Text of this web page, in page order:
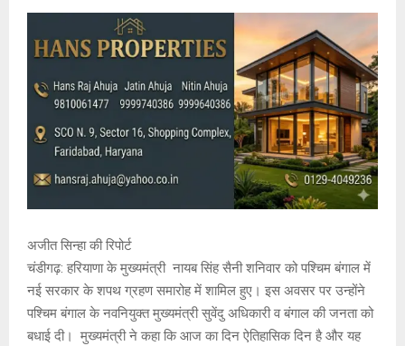
अजीत सिन्हा की रिपोर्ट
चंडीगढ़: हरियाणा के मुख्यमंत्री नायब सिंह सैनी शनिवार को पश्चिम बंगाल में
नई सरकार के शपथ ग्रहण समारोह में शामिल हुए। इस अवसर पर उन्होंने
पश्चिम बंगाल के नवनियुक्त मुख्यमंत्री सुवेंदु अधिकारी व बंगाल की जनता को
बधाई दी। मुख्यमंत्री ने कहा कि आज का दिन ऐतिहासिक दिन है और यह